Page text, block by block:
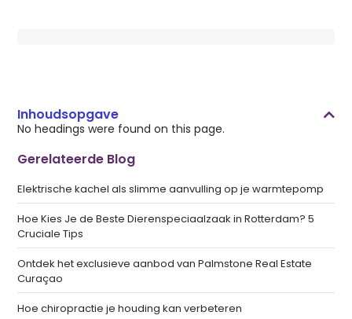
Inhoudsopgave
No headings were found on this page.
Gerelateerde Blog
Elektrische kachel als slimme aanvulling op je warmtepomp
Hoe Kies Je de Beste Dierenspeciaalzaak in Rotterdam? 5
Cruciale Tips
Ontdek het exclusieve aanbod van Palmstone Real Estate
Curaçao
Hoe chiropractie je houding kan verbeteren